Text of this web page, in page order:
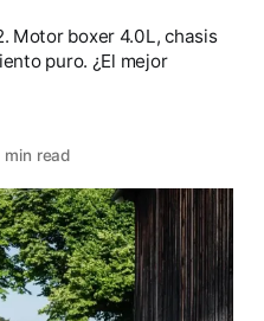
Motor boxer 4.0L, chasis
puro. ¿El mejor
min read